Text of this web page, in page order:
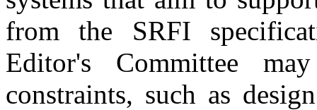
from the SRFI
Editor's Committee
constraints, such as